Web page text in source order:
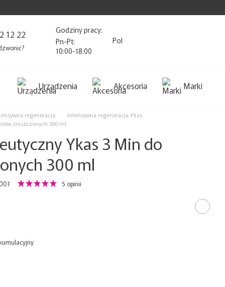
12 22
Godziny pracy:
Pn-Pt:
10:00-18:00
Pol
Urządzenia Akcesoria Marki
regeneracja
Intensywna regeneracja Ykas
zniszczonych 300 ml
Ykas 3 Min do
300 ml
5 opinii